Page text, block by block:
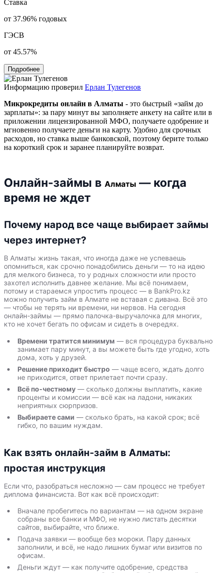
Ставка
от 37.96% годовых
ГЭСВ
от 45.57%
Подробнее
Информацию проверил Ерлан Тулегенов
Микрокредиты онлайн в Алматы - это быстрый «займ до
зарплаты»: за пару минут вы заполняете анкету на сайте или в
приложении лицензированной МФО, получаете одобрение и
мгновенно получаете деньги на карту. Удобно для срочных
расходов, но ставка выше банковской, поэтому берите только
на короткий срок и заранее планируйте возврат.
Онлайн-займы в Алматы — когда
время не ждет
Почему народ все чаще выбирает займы
через интернет?
В Алматы жизнь такая, что иногда даже не успеваешь
опомниться, как срочно понадобились деньги — то на идею
для мелкого бизнеса, то у родных сложности или просто
захотел исполнить давнее желание. Мы всё понимаем,
потому и стараемся упростить процесс — в BankPro.kz
можно получить займ в Алмате не вставая с дивана. Всё это
— чтобы не терять ни времени, ни нервов. На сегодня
онлайн-займы — прямо палочка-выручалочка для многих,
кто не хочет бегать по офисам и сидеть в очередях.
Времени тратится минимум — вся процедура буквально
занимает пару минут, а вы можете быть где угодно, хоть
дома, хоть у друзей.
Решение приходит быстро — чаще всего, ждать долго
не приходится, ответ прилетает почти сразу.
Всё по-честному — сколько должны выплатить, какие
проценты и комиссии — всё как на ладони, никаких
неприятных сюрпризов.
Выбираете сами — сколько брать, на какой срок; всё
гибко, по вашим нуждам.
Как взять онлайн-займ в Алматы:
простая инструкция
Если что, разобраться несложно — сам процесс не требует
диплома финансиста. Вот как всё происходит:
Вначале пробегитесь по вариантам — на одном экране
собраны все банки и МФО, не нужно листать десятки
сайтов, выбирайте, что ближе.
Подача заявки — вообще без мороки. Пару данных
заполнили, и всё, не надо лишних бумаг или визитов по
офисам.
Деньги ждут — как получите одобрение, средства